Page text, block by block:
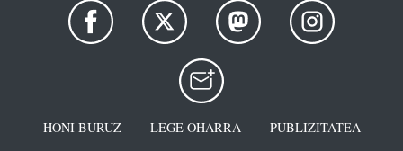
HONI BURUZ LEGE OHARRA
PUBLIZITATEA